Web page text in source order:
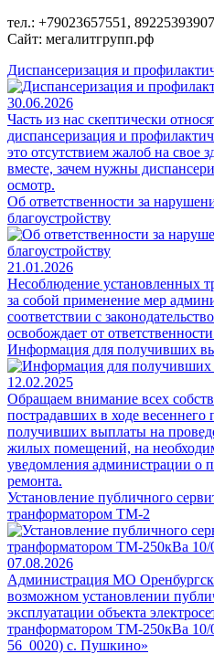
тел.: +79023657551,
Сайт: мегалитгрупп.рф
Диспансеризация и
30.06.2026
Часть из нас скептически
диспансеризация и
это отсутствием жалоб на свое
вместе, зачем нужны
осмотр.
Об ответственности за
благоустройству
21.01.2026
Несоблюдение установленных
за собой применение мер
соответствии с
освобождает от
Информация для получивших
12.02.2025
Обращаем внимание всех
пострадавших в ходе весеннего
получивших выплаты на
жилых помещений, на
уведомления администрации о
ремонта.
Установление публичного
транформатором ТМ-2
07.08.2026
Администрация МО
возможном установлении
эксплуатации объекта
транформатором ТМ-250кВа
56_0020) с. Пушкино»